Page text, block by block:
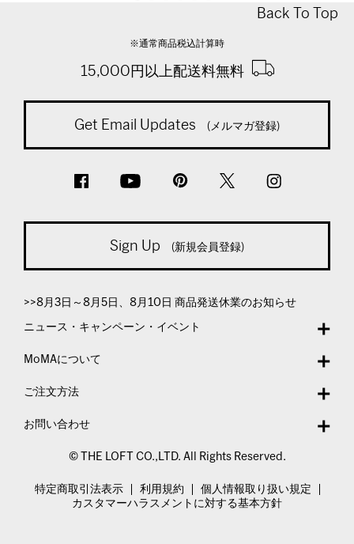
Back To Top
※通常商品税込計算時
15,000円以上配送料無料
Get Email Updates (メルマガ登録)
Sign Up (新規会員登録)
>>8月3日～8月5日、8月10日 商品発送休業のお知らせ
ニュース・キャンペーン・イベント
MoMAについて
ご注文方法
お問い合わせ
© THE LOFT CO.,LTD. All Rights Reserved.
特定商取引法表示 利用規約
個人情報取り扱い規定
カスタマーハラスメントに対する基本方針